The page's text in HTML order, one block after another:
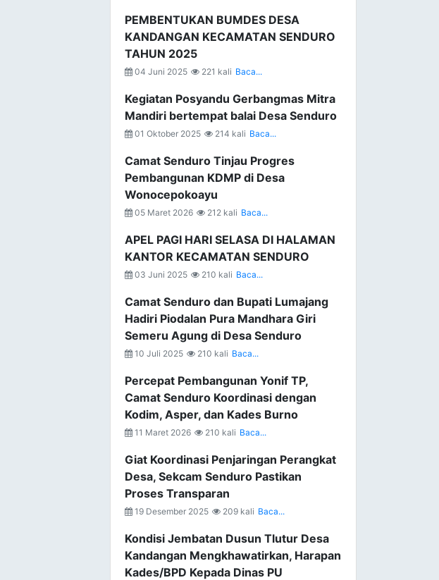
PEMBENTUKAN BUMDES DESA
KANDANGAN KECAMATAN SENDURO
TAHUN 2025
04 Juni 2025 221 kali Baca...
Kegiatan Posyandu Gerbangmas Mitra
Mandiri bertempat balai Desa Senduro
01 Oktober 2025 214 kali Baca...
Camat Senduro Tinjau Progres
Pembangunan KDMP di Desa
Wonocepokoayu
05 Maret 2026 212 kali Baca...
APEL PAGI HARI SELASA DI HALAMAN
KANTOR KECAMATAN SENDURO
03 Juni 2025 210 kali Baca...
Camat Senduro dan Bupati Lumajang
Hadiri Piodalan Pura Mandhara Giri
Semeru Agung di Desa Senduro
10 Juli 2025 210 kali Baca...
Percepat Pembangunan Yonif TP,
Camat Senduro Koordinasi dengan
Kodim, Asper, dan Kades Burno
11 Maret 2026 210 kali Baca...
Giat Koordinasi Penjaringan Perangkat
Desa, Sekcam Senduro Pastikan
Proses Transparan
19 Desember 2025 209 kali Baca...
Kondisi Jembatan Dusun Tlutur Desa
Kandangan Mengkhawatirkan, Harapan
Kades/BPD Kepada Dinas PU